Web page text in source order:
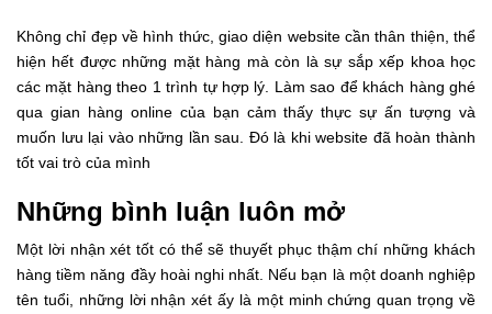
Không chỉ đẹp về hình thức, giao diện website cần thân thiện, thể
hiện hết được những mặt hàng mà còn là sự sắp xếp khoa học
các mặt hàng theo 1 trình tự hợp lý. Làm sao để khách hàng ghé
qua gian hàng online của bạn cảm thấy thực sự ấn tượng và
muốn lưu lại vào những lần sau. Đó là khi website đã hoàn thành
tốt vai trò của mình
Những bình luận luôn mở
Một lời nhận xét tốt có thể sẽ thuyết phục thậm chí những khách
hàng tiềm năng đầy hoài nghi nhất. Nếu bạn là một doanh nghiệp
tên tuổi, những lời nhận xét ấy là một minh chứng quan trọng về